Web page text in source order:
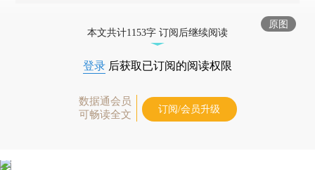
原图
本文共计1153字 订阅后继续阅读
登录 后获取已订阅的阅读权限
数据通会员
可畅读全文
订阅/会员升级